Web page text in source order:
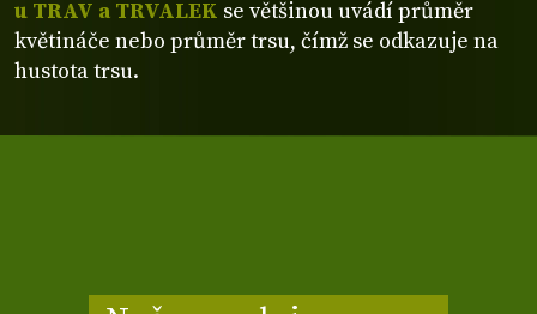
u TRAV a TRVALEK se většinou uvádí průměr
květináče nebo průměr trsu, čímž se odkazuje na
hustota trsu.